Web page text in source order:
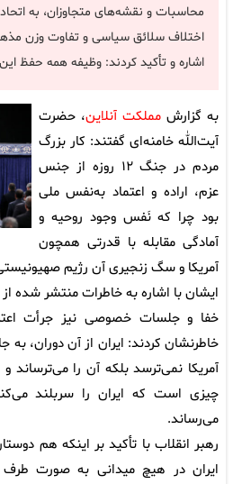
محاسبات و نقشه‌های متجاوزان، به
اختلاف سلائق سیاسی و تفاوت وزن
اشاره و تأکید کردند: وظیفه همه حفظ
به گزارش مملکت آنلاین، حضرت
آیت‌الله خامنه‌ای گفتند: کار بزرگ
مردم در جنگ ۱۲ روزه از جنس
عزم، اراده و اعتماد به‌نفس ملی
بود چرا که نَفس وجود روحیه و
آمادگی مقابله با قدرتی همچون
آمریکا و سگ زنجیری آن رژیم
ایشان با اشاره به خاطرات منتشر شده
خفا و جلسات خصوصی نیز جرأت
خاطرنشان کردند: ایران از آن دوران، به
آمریکا نمی‌ترسد بلکه آن را می‌ترساند
چیزی است که ایران را سربلند
می‌رساند.
رهبر انقلاب با تأکید بر اینکه هم
ایران در هیچ میدانی به صورت